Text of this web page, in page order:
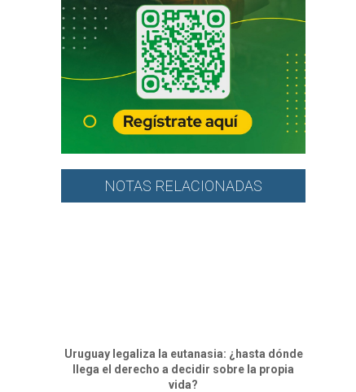
NOTAS RELACIONADAS
Uruguay legaliza la eutanasia: ¿hasta dónde
llega el derecho a decidir sobre la propia
vida?